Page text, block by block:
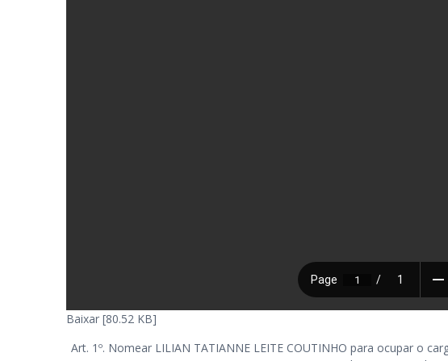
Baixar [80.52 KB]
Art. 1º. Nomear LILIAN TATIANNE LEITE COUTINHO para ocupar o